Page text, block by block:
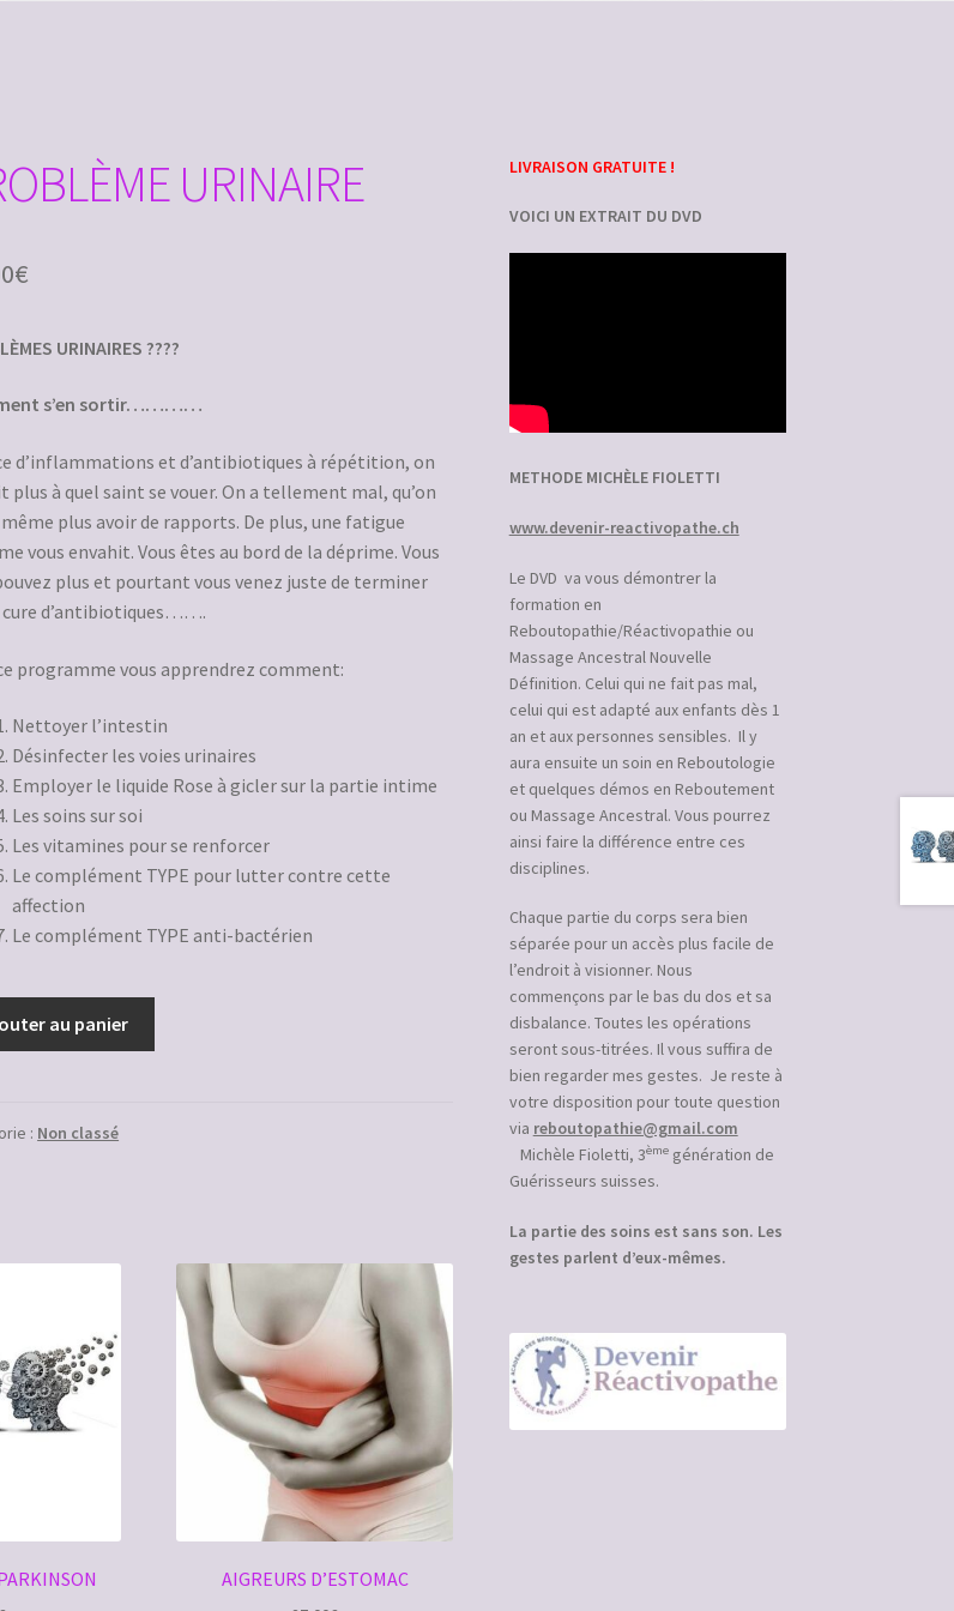
URINAIRE
€
URINAIRES ????
s’en sortir…………
d’inflammations et d’antibiotiques à répétition, on
plus à quel saint se vouer. On a tellement mal, qu’on
même plus avoir de rapports. De plus, une fatigue
vous envahit. Vous êtes au bord de la déprime. Vous
plus et pourtant vous venez juste de terminer
d’antibiotiques…….
programme vous apprendrez comment:
Nettoyer l’intestin
Désinfecter les voies urinaires
Employer le liquide Rose à gicler sur la partie intime
Les soins sur soi
Les vitamines pour se renforcer
Le complément TYPE pour lutter contre cette
affection
Le complément TYPE anti-bactérien
au panier
: Non classé
AIGREURS D’ESTOMAC
LIVRAISON GRATUITE !
VOICI UN EXTRAIT DU DVD
METHODE MICHÈLE FIOLETTI
www.devenir-reactivopathe.ch
Le DVD va vous démontrer la
formation en
Reboutopathie/Réactivopathie ou
Massage Ancestral Nouvelle
Définition. Celui qui ne fait pas mal,
celui qui est adapté aux enfants dès 1
an et aux personnes sensibles. Il y
aura ensuite un soin en Reboutologie
et quelques démos en Reboutement
ou Massage Ancestral. Vous pourrez
ainsi faire la différence entre ces
disciplines.
Chaque partie du corps sera bien
séparée pour un accès plus facile de
l’endroit à visionner. Nous
commençons par le bas du dos et sa
disbalance. Toutes les opérations
seront sous-titrées. Il vous suffira de
bien regarder mes gestes. Je reste à
votre disposition pour toute question
via reboutopathie@gmail.com
Michèle Fioletti, 3èmegénération de
Guérisseurs suisses.
La partie des soins est sans son. Les
gestes parlent d’eux-mêmes.